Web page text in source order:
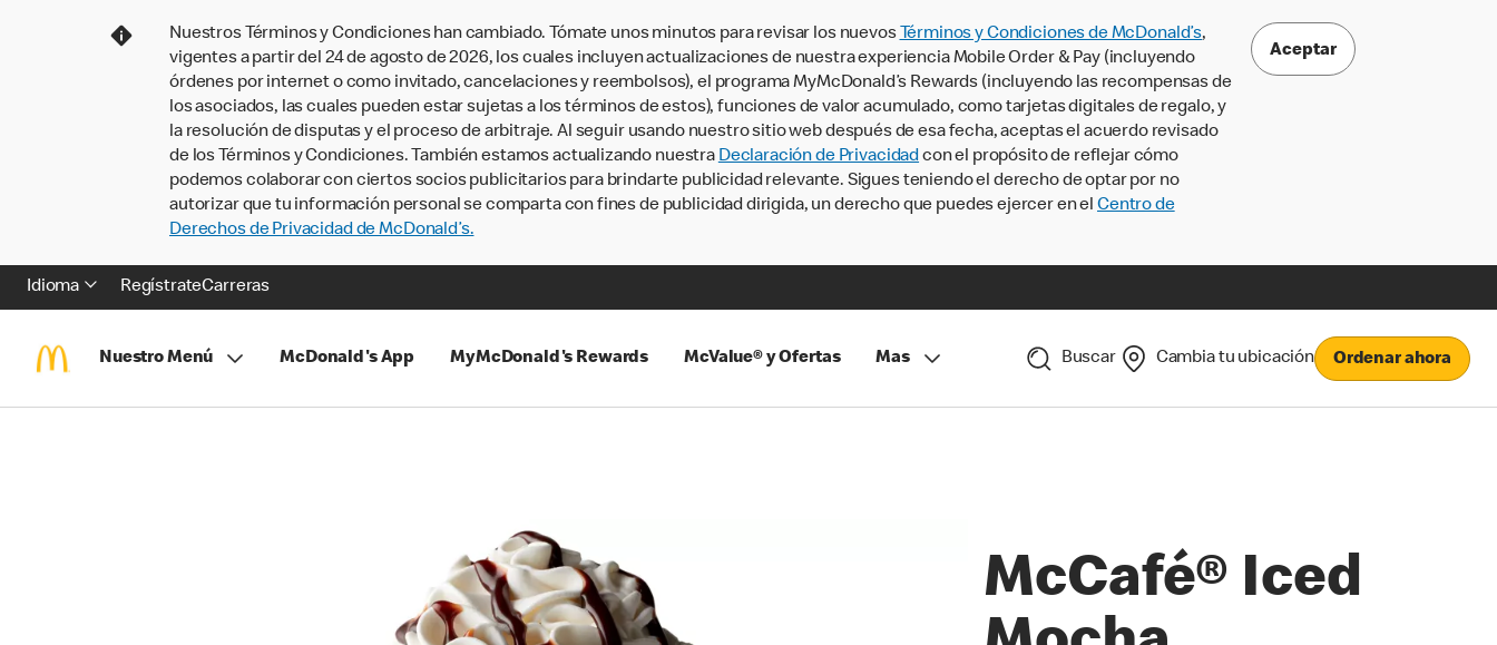
Nuestros Términos y Condiciones han cambiado. Tómate unos minutos para revisar los nuevos Términos y Condiciones de McDonald’s,
vigentes a partir del 24 de agosto de 2026, los cuales incluyen actualizaciones de nuestra experiencia Mobile Order & Pay (incluyendo
órdenes por internet o como invitado, cancelaciones y reembolsos), el programa MyMcDonald’s Rewards (incluyendo las recompensas de
los asociados, las cuales pueden estar sujetas a los términos de estos), funciones de valor acumulado, como tarjetas digitales de regalo, y
la resolución de disputas y el proceso de arbitraje. Al seguir usando nuestro sitio web después de esa fecha, aceptas el acuerdo revisado
de los Términos y Condiciones. También estamos actualizando nuestra Declaración de Privacidadcon el propósito de reflejar cómo
podemos colaborar con ciertos socios publicitarios para brindarte publicidad relevante. Sigues teniendo el derecho de optar por no
autorizar que tu información personal se comparta con fines de publicidad dirigida, un derecho que puedes ejercer en el Centro de
Derechos de Privacidad de McDonald’s.
Aceptar
Idioma RegístrateCarreras
Nuestro Menú McDonald's App MyMcDonald's Rewards McValue® y Ofertas Mas Buscar Cambia tu ubicación Ordenar ahora
McCafé® Iced